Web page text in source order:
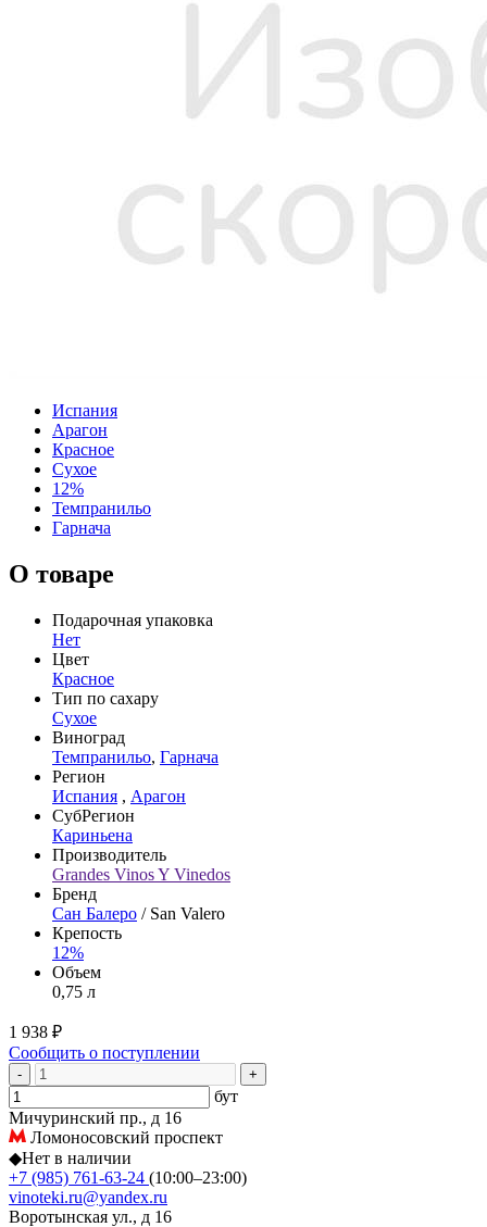
Испания
Арагон
Красное
Сухое
12%
Темпранильо
Гарнача
О товаре
Подарочная упаковка
Нет
Цвет
Красное
Тип по сахару
Сухое
Виноград
Темпранильо, Гарнача
Регион
Испания , Арагон
СубРегион
Кариньена
Производитель
Grandes Vinos Y Vinedos
Бренд
Сан Балеро / San Valero
Крепость
12%
Объем
0,75 л
1 938 ₽
Сообщить о поступлении
- +
бут
Мичуринский пр., д 16
Ломоносовский проспект
◆Нет в наличии
+7 (985) 761-63-24 (10:00–23:00)
vinoteki.ru@yandex.ru
Воротынская ул., д 16